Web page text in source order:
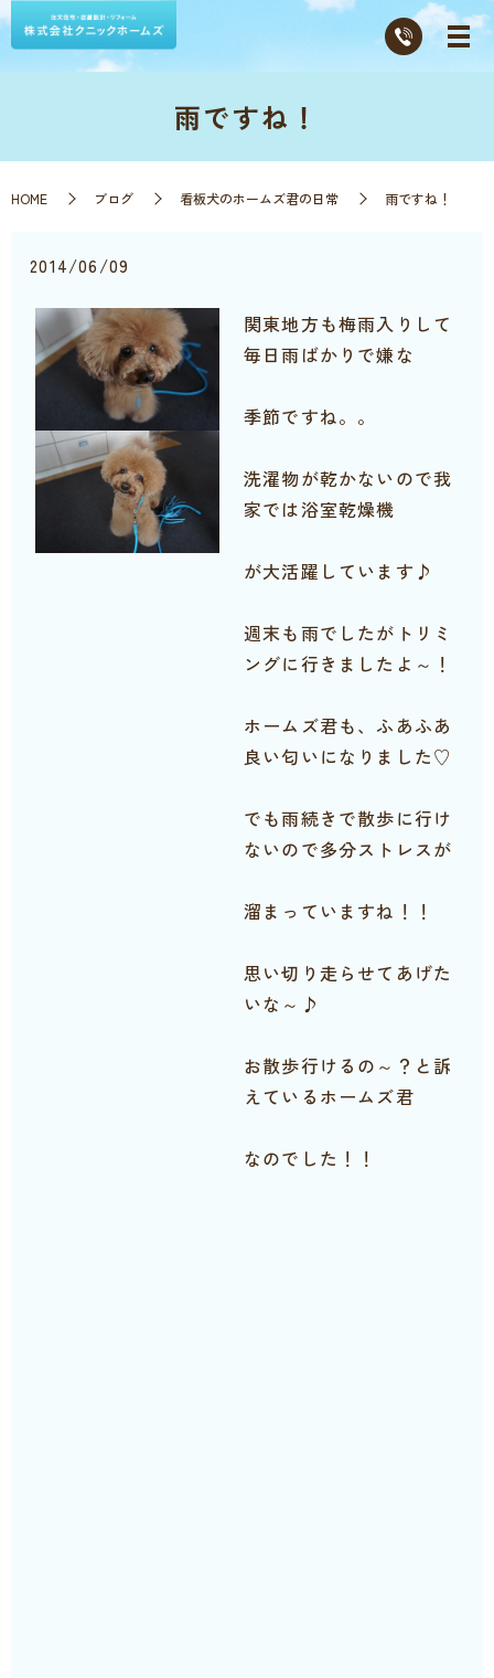
雨ですね！
HOME ブログ 看板犬のホームズ君の日常 雨ですね！
2014/06/09
関東地方も梅雨入りして
毎日雨ばかりで嫌な
季節ですね。。
洗濯物が乾かないので我
家では浴室乾燥機
が大活躍しています♪
週末も雨でしたがトリミ
ングに行きましたよ～！
ホームズ君も、ふあふあ
良い匂いになりました♡
でも雨続きで散歩に行け
ないので多分ストレスが
溜まっていますね！！
思い切り走らせてあげた
いな～♪
お散歩行けるの～？と訴
えているホームズ君
なのでした！！